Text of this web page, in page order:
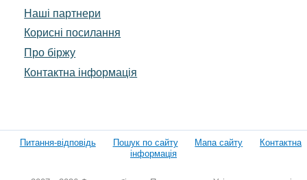
Наші партнери
Корисні посилання
Про біржу
Контактна інформація
Питання-відповідь Пошук по сайту Мапа сайту
Контактна
інформація